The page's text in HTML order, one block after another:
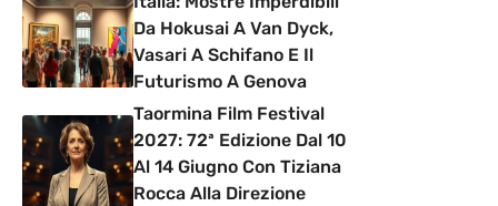
Da Hokusai A Van Dyck,
Vasari A Schifano E Il
Futurismo A Genova
Taormina Film Festival
2027: 72ª Edizione Dal 10
Al 14 Giugno Con Tiziana
Rocca Alla Direzione